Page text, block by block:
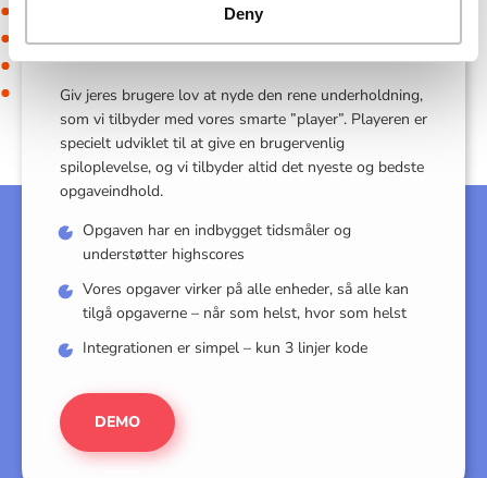
Deny
Simpelt og ligetil
Giv jeres brugere lov at nyde den rene underholdning,
som vi tilbyder med vores smarte ”player”. Playeren er
specielt udviklet til at give en brugervenlig
spiloplevelse, og vi tilbyder altid det nyeste og bedste
opgaveindhold.
Opgaven har en indbygget tidsmåler og
understøtter highscores
Vores opgaver virker på alle enheder, så alle kan
tilgå opgaverne – når som helst, hvor som helst
Integrationen er simpel – kun 3 linjer kode
DEMO